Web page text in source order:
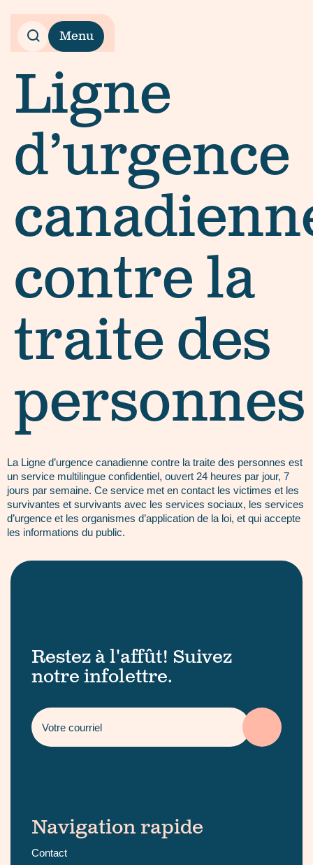
Menu
Ligne
d’urgence
contre la
traite des
personnes
La Ligne d’urgence canadienne contre la traite des personnes est
un service multilingue confidentiel, ouvert 24 heures par jour, 7
jours par semaine. Ce service met en contact les victimes et les
survivantes et survivants avec les services sociaux, les services
d’urgence et les organismes d’application de la loi, et qui accepte
les informations du public.
Restez à l'affût! Suivez
notre infolettre.
Navigation rapide
Contact